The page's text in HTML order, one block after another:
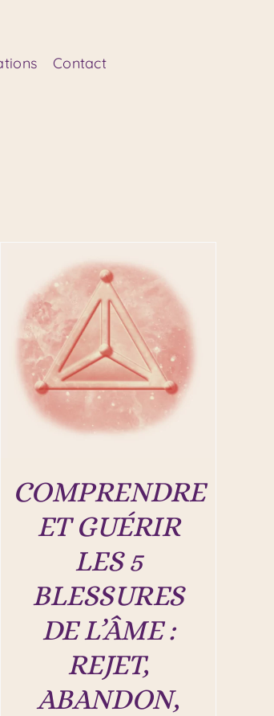
Contact
COMPRENDRE
ET GUÉRIR
LES 5
BLESSURES
DE L’ÂME :
REJET,
ABANDON,